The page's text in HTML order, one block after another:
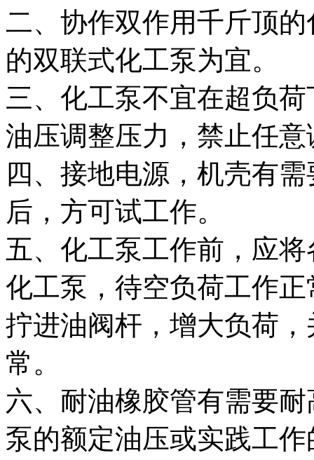
二、协作双作用千斤顶
的双联式化工泵为宜。
三、化工泵不宜在超负
油压调整压力，禁止任意
四、接地电源，机壳有
后，方可试工作。
五、化工泵工作前，应
化工泵，待空负荷工作
拧进油阀杆，增大负荷
常。
六、耐油橡胶管有需要
泵的额定油压或实践工